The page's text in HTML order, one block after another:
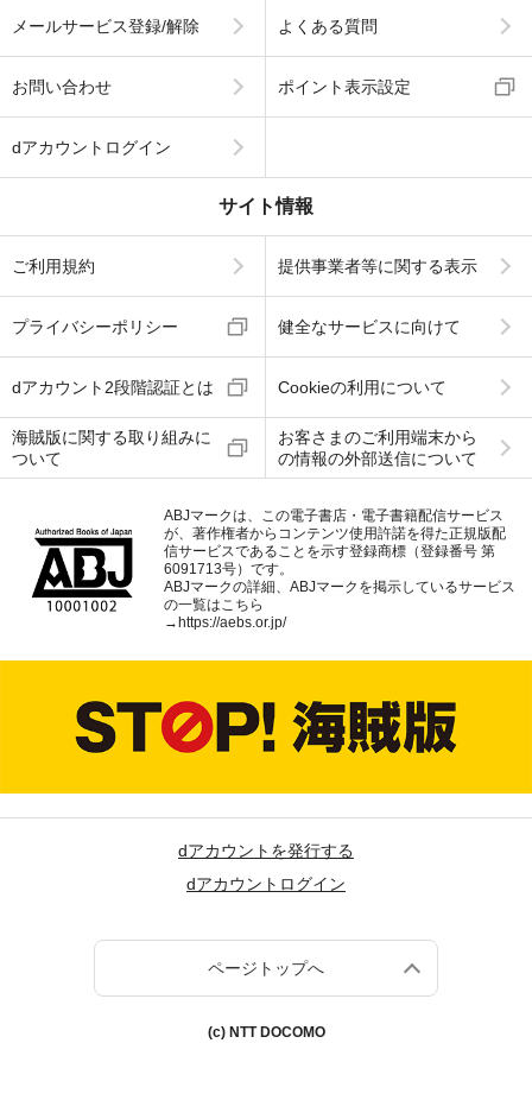
メールサービス登録/解除 よくある質問
お問い合わせ ポイント表示設定
dアカウントログイン
サイト情報
ご利用規約 提供事業者等に関する表示
プライバシーポリシー 健全なサービスに向けて
dアカウント2段階認証とは Cookieの利用について
海賊版に関する取り組みに
ついて
お客さまのご利用端末から
の情報の外部送信について
ABJマークは、この電子書店・電子書籍配信サービス
が、著作権者からコンテンツ使用許諾を得た正規版配
信サービスであることを示す登録商標（登録番号 第
6091713号）です。
ABJマークの詳細、ABJマークを掲示しているサービス
の一覧はこちら
→ https://aebs.or.jp/
dアカウントを発行する
dアカウントログイン
ページトップへ
(c) NTT DOCOMO